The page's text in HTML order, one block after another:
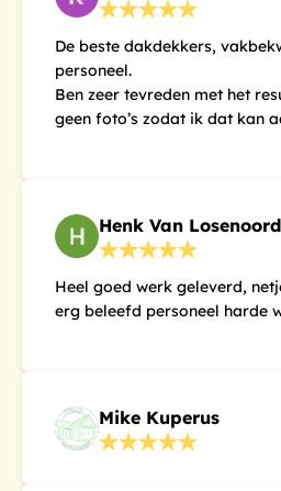
De beste dakdekkers,
personeel.
Ben zeer tevreden met het
geen foto’s zodat ik dat kan
Henk Van Losenoord
Heel goed werk geleverd,
erg beleefd personeel harde
Mike Kuperus